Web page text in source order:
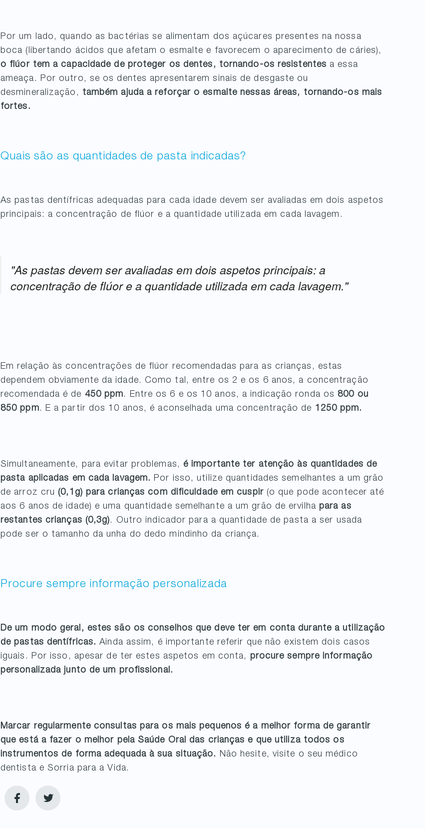
Por um lado, quando as bactérias se alimentam dos açúcares presentes na nossa
boca (libertando ácidos que afetam o esmalte e favorecem o aparecimento de cáries),
o flúor tem a capacidade de proteger os dentes, tornando-os resistentes a essa
ameaça. Por outro, se os dentes apresentarem sinais de desgaste ou
desmineralização, também ajuda a reforçar o esmalte nessas áreas, tornando-os mais
fortes.
Quais são as quantidades de pasta indicadas?
As pastas dentífricas adequadas para cada idade devem ser avaliadas em dois aspetos
principais: a concentração de flúor e a quantidade utilizada em cada lavagem.
"As pastas devem ser avaliadas em dois aspetos principais: a
concentração de flúor e a quantidade utilizada em cada lavagem."
Em relação às concentrações de flúor recomendadas para as crianças, estas
dependem obviamente da idade. Como tal, entre os 2 e os 6 anos, a concentração
recomendada é de 450 ppm. Entre os 6 e os 10 anos, a indicação ronda os800 ou
850 ppm. E a partir dos 10 anos, é aconselhada uma concentração de 1250 ppm.
Simultaneamente, para evitar problemas, é importante ter atenção às quantidades de
pasta aplicadas em cada lavagem. Por isso, utilize quantidades semelhantes a um grão
de arroz cru(0,1g) para crianças com dificuldade em cuspir(o que pode acontecer até
aos 6 anos de idade) e uma quantidade semelhante a um grão de ervilha para as
restantes crianças (0,3g). Outro indicador para a quantidade de pasta a ser usada
pode ser o tamanho da unha do dedo mindinho da criança.
Procure sempre informação personalizada
De um modo geral, estes são os conselhos que deve ter em conta durante a utilização
de pastas dentífricas. Ainda assim, é importante referir que não existem dois casos
iguais. Por isso, apesar de ter estes aspetos em conta, procure sempre informação
personalizada junto de um profissional.
Marcar regularmente consultas para os mais pequenos é a melhor forma de garantir
que está a fazer o melhor pela Saúde Oral das crianças e que utiliza todos os
instrumentos de forma adequada à sua situação. Não hesite, visite o seu médico
dentista e Sorria para a Vida.